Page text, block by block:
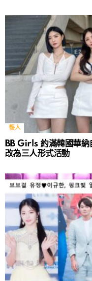
藝人
BB Girls 約滿韓國華納
改為三人形式活動